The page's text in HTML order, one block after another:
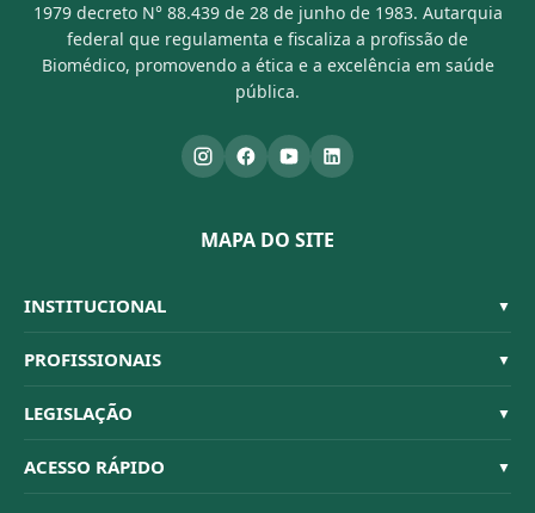
1979 decreto N° 88.439 de 28 de junho de 1983. Autarquia
federal que regulamenta e fiscaliza a profissão de
Biomédico, promovendo a ética e a excelência em saúde
pública.
MAPA DO SITE
INSTITUCIONAL ▼
Sistema CFBM
Quem Somos
Organograma
Conselheiros
PROFISSIONAIS ▼
Habilitações
Código de Ética
Dúvidas Frequentes
LEGISLAÇÃO ▼
Resoluções
ACESSO RÁPIDO ▼